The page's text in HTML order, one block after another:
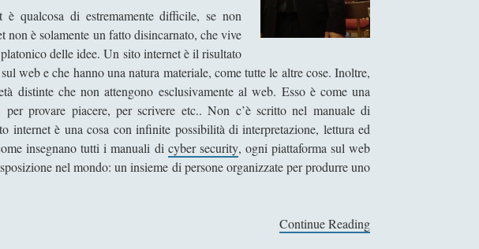
qualcosa di estremamente difficile, se non
è solamente un fatto disincarnato, che vive
delle idee. Un sito internet è il risultato
web e che hanno una natura materiale, come tutte le altre cose. Inoltre,
distinte che non attengono esclusivamente al web. Esso è come una
per provare piacere, per scrivere etc.. Non c’è scritto nel manuale di
internet è una cosa con infinite possibilità di interpretazione, lettura ed
insegnano tutti i manuali di cyber security, ogni piattaforma sul web
nel mondo: un insieme di persone organizzate per produrre uno
Continue Reading